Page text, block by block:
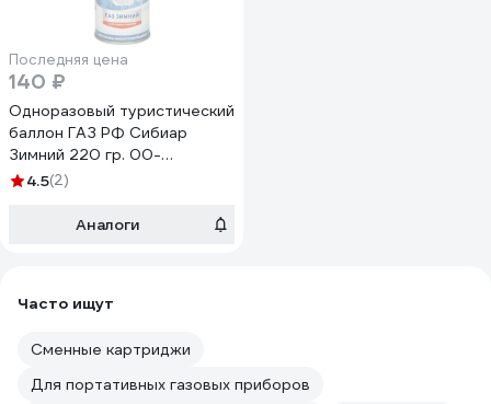
Последняя цена
140 ₽
Одноразовый туристический
баллон ГАЗ РФ Сибиар
Зимний 220 гр. 00-
00002117
4.5(2)
Аналоги
Часто ищут
Сменные картриджи
Для портативных газовых приборов